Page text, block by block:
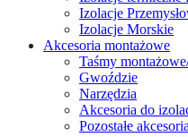
Izolacje
Izolacje Morskie
Akcesoria montażowe
Taśmy
Gwoździe
Narzędzia
Akcesoria do
Pozostałe akcesoria